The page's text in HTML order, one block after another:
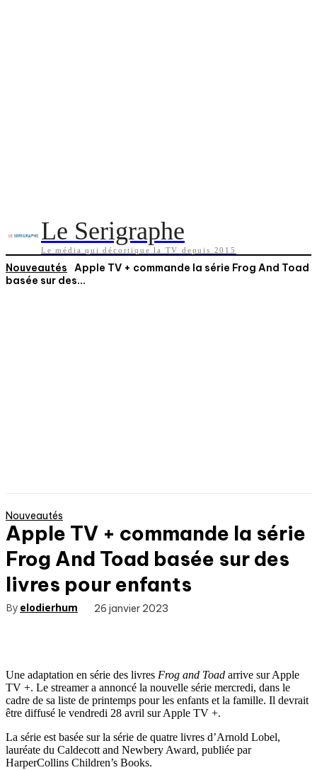
Le Serigraphe
Le média qui décortique la TV depuis 2015
Nouveautés
Apple TV + commande la série Frog And Toad
basée sur des...
Nouveautés
Apple TV + commande la série
Frog And Toad basée sur des
livres pour enfants
By elodierhum 26 janvier 2023
Une adaptation en série des livres Frog and Toad arrive sur Apple
TV +. Le streamer a annoncé la nouvelle série mercredi, dans le
cadre de sa liste de printemps pour les enfants et la famille. Il devrait
être diffusé le vendredi 28 avril sur Apple TV +.
La série est basée sur la série de quatre livres d’Arnold Lobel,
lauréate du Caldecott and Newbery Award, publiée par
HarperCollins Children’s Books.